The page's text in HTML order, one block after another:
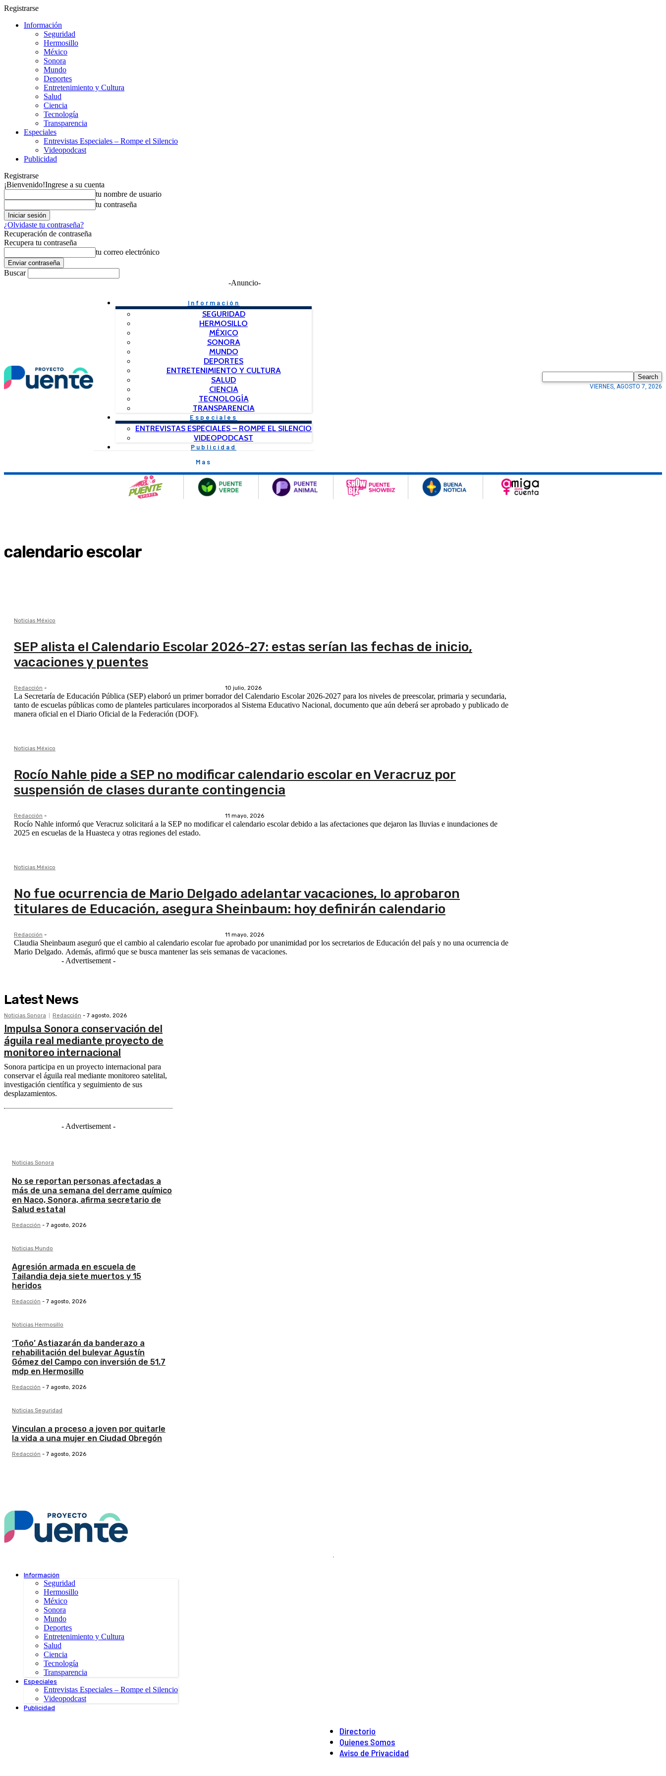
Registrarse
Información
Seguridad
Hermosillo
México
Sonora
Mundo
Deportes
Entretenimiento y Cultura
Salud
Ciencia
Tecnología
Transparencia
Especiales
Entrevistas Especiales – Rompe el Silencio
Videopodcast
Publicidad
Registrarse
¡Bienvenido!Ingrese a su cuenta
tu nombre de usuario
tu contraseña
¿Olvidaste tu contraseña?
Recuperación de contraseña
Recupera tu contraseña
tu correo electrónico
Buscar
-Anuncio-
Información
SEGURIDAD
HERMOSILLO
MÉXICO
SONORA
MUNDO
DEPORTES
ENTRETENIMIENTO Y CULTURA
SALUD
CIENCIA
TECNOLOGÍA
TRANSPARENCIA
Especiales
ENTREVISTAS ESPECIALES – ROMPE EL SILENCIO
VIDEOPODCAST
Publicidad
Mas
Search
VIERNES, AGOSTO 7, 2026
calendario escolar
Noticias México
SEP alista el Calendario Escolar 2026-27: estas serían las fechas de inicio,
vacaciones y puentes
Redacción - 10 julio, 2026
La Secretaría de Educación Pública (SEP) elaboró un primer borrador del Calendario Escolar 2026-2027 para los niveles de preescolar, primaria y secundaria,
tanto de escuelas públicas como de planteles particulares incorporados al Sistema Educativo Nacional, documento que aún deberá ser aprobado y publicado de
manera oficial en el Diario Oficial de la Federación (DOF).
Noticias México
Rocío Nahle pide a SEP no modificar calendario escolar en Veracruz por
suspensión de clases durante contingencia
Redacción - 11 mayo, 2026
Rocío Nahle informó que Veracruz solicitará a la SEP no modificar el calendario escolar debido a las afectaciones que dejaron las lluvias e inundaciones de
2025 en escuelas de la Huasteca y otras regiones del estado.
Noticias México
No fue ocurrencia de Mario Delgado adelantar vacaciones, lo aprobaron
titulares de Educación, asegura Sheinbaum: hoy definirán calendario
Redacción - 11 mayo, 2026
Claudia Sheinbaum aseguró que el cambio al calendario escolar fue aprobado por unanimidad por los secretarios de Educación del país y no una ocurrencia de
Mario Delgado. Además, afirmó que se busca mantener las seis semanas de vacaciones.
- Advertisement -
Latest News
Noticias Sonora Redacción - 7 agosto, 2026
Impulsa Sonora conservación del
águila real mediante proyecto de
monitoreo internacional
Sonora participa en un proyecto internacional para
conservar el águila real mediante monitoreo satelital,
investigación científica y seguimiento de sus
desplazamientos.
- Advertisement -
Noticias Sonora
No se reportan personas afectadas a
más de una semana del derrame químico
en Naco, Sonora, afirma secretario de
Salud estatal
Redacción - 7 agosto, 2026
Noticias Mundo
Agresión armada en escuela de
Tailandia deja siete muertos y 15
heridos
Redacción - 7 agosto, 2026
Noticias Hermosillo
‘Toño’ Astiazarán da banderazo a
rehabilitación del bulevar Agustín
Gómez del Campo con inversión de 51.7
mdp en Hermosillo
Redacción - 7 agosto, 2026
Noticias Seguridad
Vinculan a proceso a joven por quitarle
la vida a una mujer en Ciudad Obregón
Redacción - 7 agosto, 2026
.
Información
Seguridad
Hermosillo
México
Sonora
Mundo
Deportes
Entretenimiento y Cultura
Salud
Ciencia
Tecnología
Transparencia
Especiales
Entrevistas Especiales – Rompe el Silencio
Videopodcast
Publicidad
Directorio
Quienes Somos
Aviso de Privacidad